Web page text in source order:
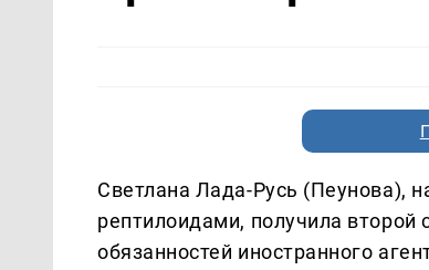
Светлана Лада-Русь (Пеунова),
рептилоидами, получила второй
обязанностей иностранного